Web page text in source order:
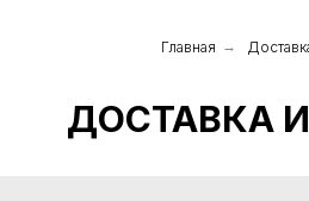
Главная →
ДОСТАВКА